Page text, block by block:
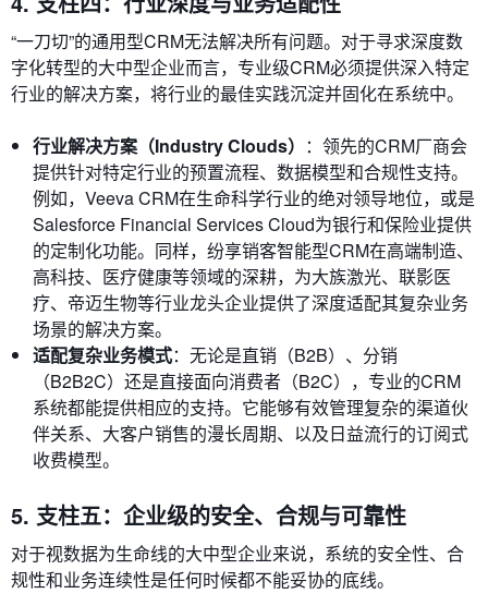
“一刀切”的通用型CRM无法解决所有问题。对于寻求深度数
字化转型的大中型企业而言，专业级CRM必须提供深入特定
行业的解决方案，将行业的最佳实践沉淀并固化在系统中。
行业解决方案（Industry Clouds） ：领先的CRM厂商会
提供针对特定行业的预置流程、数据模型和合规性支持。
例如，Veeva CRM在生命科学行业的绝对领导地位，或是
Salesforce Financial Services Cloud为银行和保险业提供
的定制化功能。同样，纷享销客智能型CRM在高端制造、
高科技、医疗健康等领域的深耕，为大族激光、联影医
疗、帝迈生物等行业龙头企业提供了深度适配其复杂业务
场景的解决方案。
适配复杂业务模式：无论是直销（B2B）、分销
（B2B2C）还是直接面向消费者（B2C），专业的CRM
系统都能提供相应的支持。它能够有效管理复杂的渠道伙
伴关系、大客户销售的漫长周期、以及日益流行的订阅式
收费模型。
5. 支柱五：企业级的安全、合规与可靠性
对于视数据为生命线的大中型企业来说，系统的安全性、合
规性和业务连续性是任何时候都不能妥协的底线。